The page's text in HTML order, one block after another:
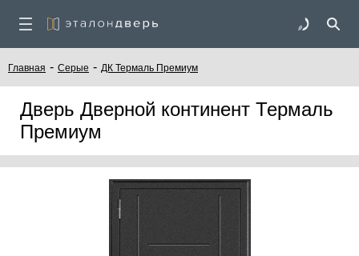
Главная - Серые - ДК Термаль Премиум
Дверь Дверной континент Термаль
Премиум